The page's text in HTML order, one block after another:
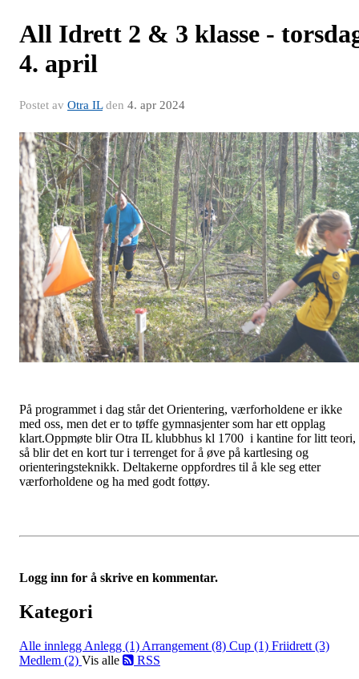
All Idrett 2 & 3 klasse -
4. april
Postet av Otra ILden 4. apr 2024
På programmet i dag står det Orientering, værforholdene er ikke
med oss, men det er to tøffe gymnasjenter som har ett opplag
klart.Oppmøte blir Otra IL klubbhus kl 1700 i kantine for litt teori,
så blir det en kort tur i terrenget for å øve på kartlesing og
orienteringsteknikk. Deltakerne oppfordres til å kle seg etter
værforholdene og ha med godt fottøy.
Logg inn for å skrive en kommentar.
Kategori
Alle innlegg Anlegg (1) Arrangement (8) Cup (1) Friidrett (3)
Medlem (2) Vis alle RSS